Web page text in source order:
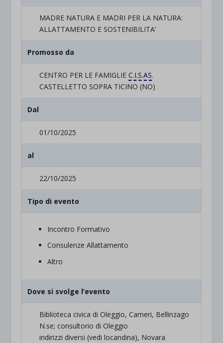
MADRE NATURA E MADRI PER LA NATURA:
ALLATTAMENTO E SOSTENIBILITA’
Promosso da
CENTRO PER LE FAMIGLIEC.I.S.AS.
CASTELLETTO SOPRA TICINO (NO)
Dal
01/10/2025
al
22/10/2025
Tipo di evento
Incontro Formativo
Consulenze Allattamento
Altro
Dove si svolge l’evento
Biblioteca civica di Oleggio, Cameri, Bellinzago
N.se; consultorio di Oleggio
indirizzi diversi (vedi locandina), Novara